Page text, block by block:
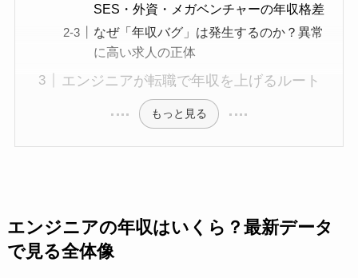
SES・外資・メガベンチャーの年収格差
なぜ「年収バグ」は発生するのか？異常
に高い求人の正体
エンジニアが転職で年収を上げるルート
もっと見る
エンジニアの年収はいくら？最新データ
で見る全体像